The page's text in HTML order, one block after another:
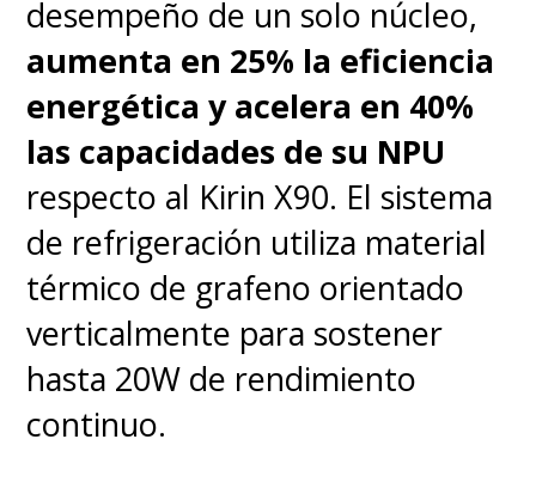
desempeño de un solo núcleo,
aumenta en 25% la eficiencia
energética y acelera en 40%
las capacidades de su NPU
respecto al Kirin X90. El sistema
de refrigeración utiliza material
térmico de grafeno orientado
verticalmente para sostener
hasta 20W de rendimiento
continuo.